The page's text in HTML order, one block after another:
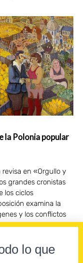
la Polonia popular
revisa en «Orgullo y
grandes cronistas
los ciclos
examina la
y los conflictos
política y
afirmaba que la
repetida como una
algo más
lo que